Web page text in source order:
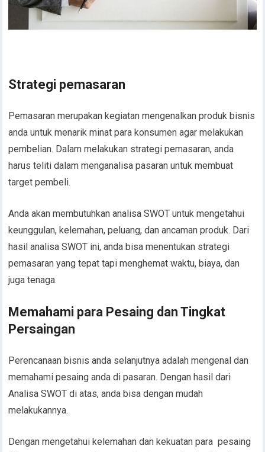
Strategi pemasaran
Pemasaran merupakan kegiatan mengenalkan produk bisnis
anda untuk menarik minat para konsumen agar melakukan
pembelian. Dalam melakukan strategi pemasaran, anda
harus teliti dalam menganalisa pasaran untuk membuat
target pembeli.
Anda akan membutuhkan analisa SWOT untuk mengetahui
keunggulan, kelemahan, peluang, dan ancaman produk. Dari
hasil analisa SWOT ini, anda bisa menentukan strategi
pemasaran yang tepat tapi menghemat waktu, biaya, dan
juga tenaga.
Memahami para Pesaing dan Tingkat
Persaingan
Perencanaan bisnis anda selanjutnya adalah mengenal dan
memahami pesaing anda di pasaran. Dengan hasil dari
Analisa SWOT di atas, anda bisa dengan mudah
melakukannya.
Dengan mengetahui kelemahan dan kekuatan para pesaing